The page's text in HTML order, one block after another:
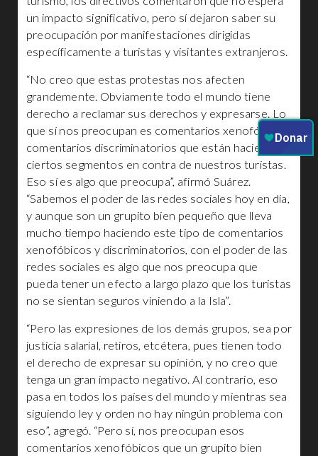
un impacto significativo, pero sí dejaron saber su
preocupación por manifestaciones dirigidas
específicamente a turistas y visitantes extranjeros.
“No creo que estas protestas nos afecten
grandemente. Obviamente todo el mundo tiene
derecho a reclamar sus derechos y expresarse. Lo
que sí nos preocupan es comentarios xenofóbicos,
comentarios discriminatorios que están haciendo
ciertos segmentos en contra de nuestros turistas.
Eso sí es algo que preocupa”, afirmó Suárez.
“Sabemos el poder de las redes sociales hoy en día,
y aunque son un grupito bien pequeño que lleva
mucho tiempo haciendo este tipo de comentarios
xenofóbicos y discriminatorios, con el poder de las
redes sociales es algo que nos preocupa que
pueda tener un efecto a largo plazo que los turistas
no se sientan seguros viniendo a la Isla”.
“Pero las expresiones de los demás grupos, sea por
justicia salarial, retiros, etcétera, pues tienen todo
el derecho de expresar su opinión, y no creo que
tenga un gran impacto negativo. Al contrario, eso
pasa en todos los países del mundo y mientras sea
siguiendo ley y orden no hay ningún problema con
eso”, agregó. “Pero sí, nos preocupan esos
comentarios xenofóbicos que un grupito bien